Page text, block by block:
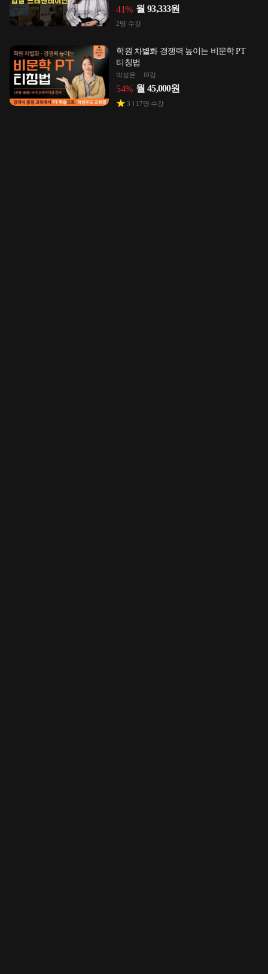
41% 월 93,333원
2명 수강
학원 차별화 경쟁력 높이는 비문학 PT
티칭법
박성은 10강
54% 월 45,000원
3 17명 수강